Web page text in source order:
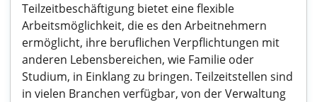
Teilzeitbeschäftigung bietet eine flexible
Arbeitsmöglichkeit, die es den Arbeitnehmern
ermöglicht, ihre beruflichen Verpflichtungen mit
anderen Lebensbereichen, wie Familie oder
Studium, in Einklang zu bringen. Teilzeitstellen sind
in vielen Branchen verfügbar, von der Verwaltung